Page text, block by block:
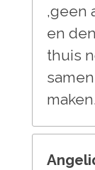
,geen
en
thuis